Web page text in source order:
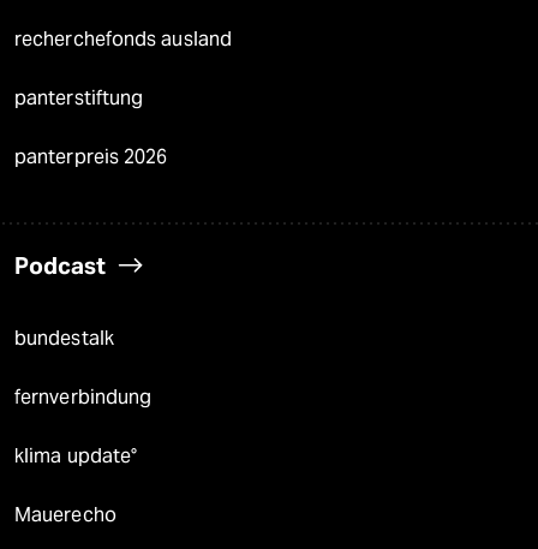
recherchefonds ausland
panterstiftung
panterpreis 2026
Podcast
bundestalk
fernverbindung
klima update°
Mauerecho